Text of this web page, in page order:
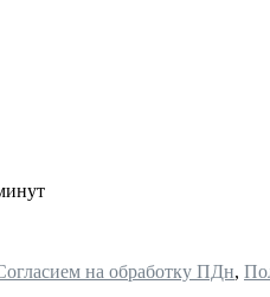
на обработку ПДн,